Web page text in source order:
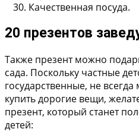
Качественная посуда.
20 презентов
Также презент можно
сада. Поскольку частные
государственные, не всегда
купить дорогие вещи,
презент, который станет
детей: